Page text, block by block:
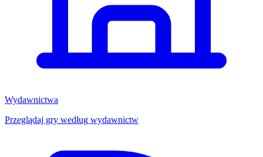
Wydawnictwa
Przeglądaj gry według wydawnictw